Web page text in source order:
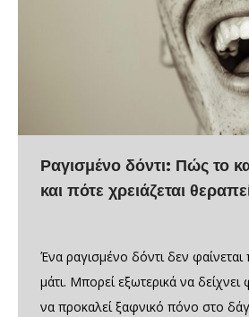
Ραγισμένο δόντι: Πώς το
και πότε χρειάζεται
Ένα ραγισμένο δόντι δεν
μάτι. Μπορεί εξωτερικά να
να προκαλεί ξαφνικό πόνο στο